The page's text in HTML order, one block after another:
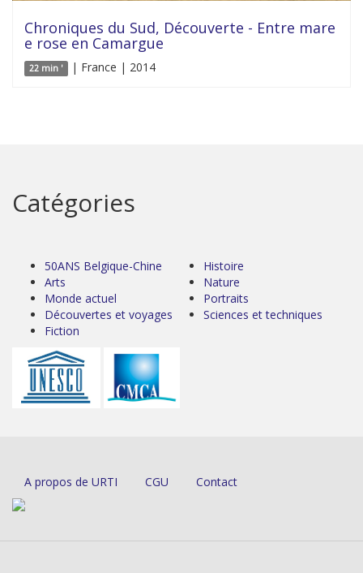
Chroniques du Sud, Découverte - Entre mare
e rose en Camargue
22 min ' | France | 2014
Catégories
50ANS Belgique-Chine
Arts
Monde actuel
Découvertes et voyages
Fiction
Histoire
Nature
Portraits
Sciences et techniques
A propos de URTI CGU Contact